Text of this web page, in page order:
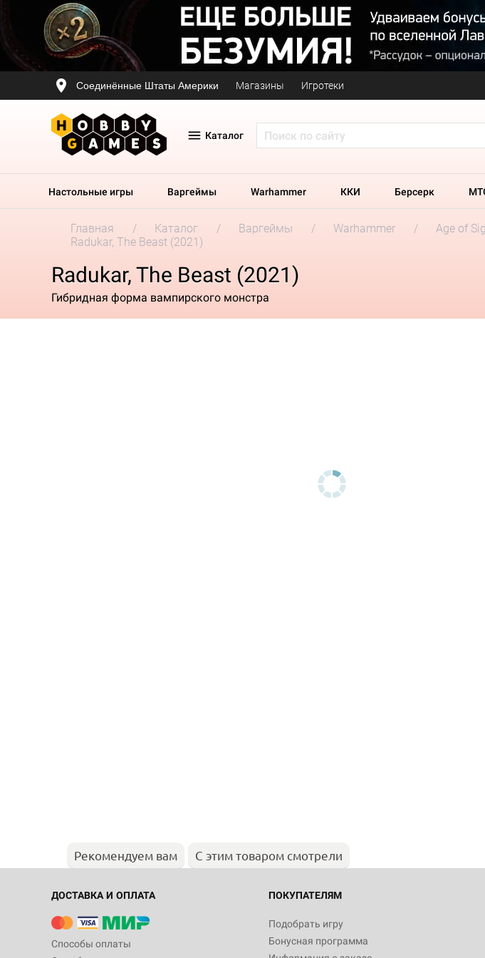
Соединённые Штаты Америки Магазины Игротеки
Каталог
Настольные игры Варгеймы Warhammer ККИ Берсерк
Главная Каталог Варгеймы Warhammer Age of
Radukar, The Beast (2021)
Radukar, The Beast (2021)
Гибридная форма вампирского монстра
Рекомендуем вам С этим товаром смотрели
ДОСТАВКА И ОПЛАТА
Способы оплаты
ПОКУПАТЕЛЯМ
Подобрать игру
Бонусная программа